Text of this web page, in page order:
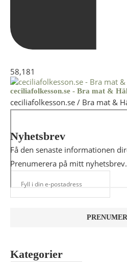
58,181
ceciliafolkesson.se - Bra mat &
ceciliafolkesson.se / Bra mat &
Nyhetsbrev
Få den senaste informationen
Prenumerera på mitt nyhetsbrev.
Kategorier